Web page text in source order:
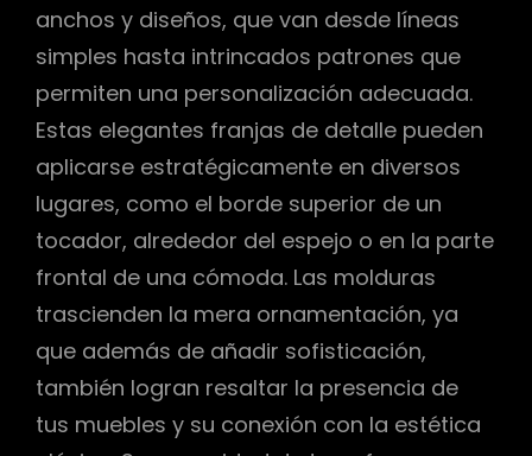
anchos y diseños, que van desde líneas
simples hasta intrincados patrones que
permiten una personalización adecuada.
Estas elegantes franjas de detalle pueden
aplicarse estratégicamente en diversos
lugares, como el borde superior de un
tocador, alrededor del espejo o en la parte
frontal de una cómoda. Las molduras
trascienden la mera ornamentación, ya
que además de añadir sofisticación,
también logran resaltar la presencia de
tus muebles y su conexión con la estética